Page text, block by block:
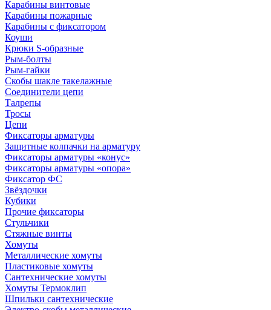
Карабины винтовые
Карабины пожарные
Карабины с фиксатором
Коуши
Крюки S-образные
Рым-болты
Рым-гайки
Скобы шакле такелажные
Соединители цепи
Талрепы
Тросы
Цепи
Фиксаторы арматуры
Защитные колпачки на арматуру
Фиксаторы арматуры «конус»
Фиксаторы арматуры «опора»
Фиксатор ФС
Звёздочки
Кубики
Прочие фиксаторы
Стульчики
Стяжные винты
Хомуты
Металлические хомуты
Пластиковые хомуты
Сантехнические хомуты
Хомуты Термоклип
Шпильки сантехнические